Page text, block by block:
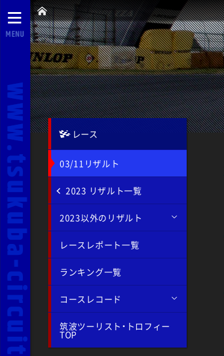
MENU
レース
03/11リザルト
2023 リザルト一覧
2023以外のリザルト
レースレポート一覧
ランキング一覧
コースレコード
筑波ツーリスト・トロフィー
TOP